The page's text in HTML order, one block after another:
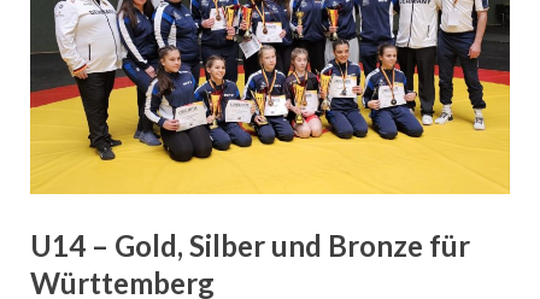
U14 – Gold, Silber und Bronze für
Württemberg